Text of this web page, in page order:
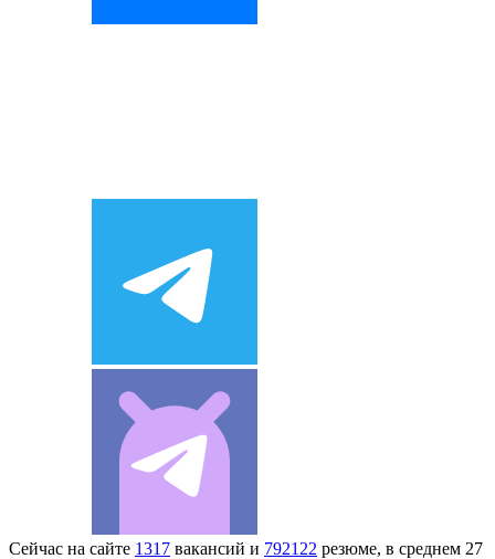
Сейчас на сайте 1317 вакансий и 792122 резюме, в среднем 27